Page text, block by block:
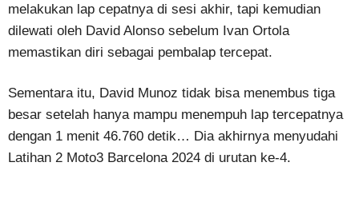
melakukan lap cepatnya di sesi akhir, tapi kemudian
dilewati oleh David Alonso sebelum Ivan Ortola
memastikan diri sebagai pembalap tercepat.
Sementara itu, David Munoz tidak bisa menembus tiga
besar setelah hanya mampu menempuh lap tercepatnya
dengan 1 menit 46.760 detik… Dia akhirnya menyudahi
Latihan 2 Moto3 Barcelona 2024 di urutan ke-4.